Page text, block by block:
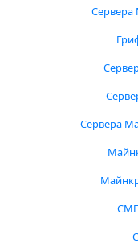
Сервера
Сервера